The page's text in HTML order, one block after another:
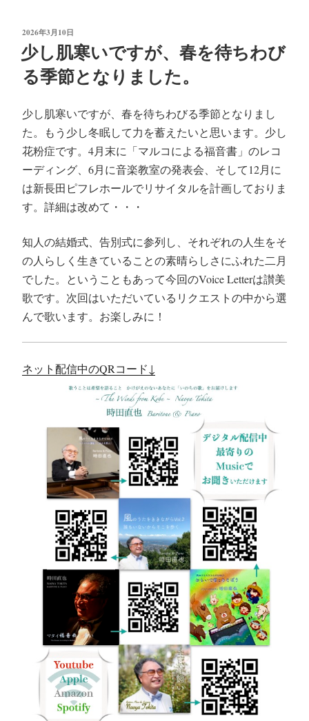
tte
r ok
投
稿
日:
2026年3月10日
少し肌寒いですが、春を待ちわび
る季節となりました。
少し肌寒いですが、春を待ちわびる季節となりまし
た。もう少し冬眠して力を蓄えたいと思います。少し
花粉症です。4月末に「マルコによる福音書」のレコ
ーディング、6月に音楽教室の発表会、そして12月に
は新長田ピフレホールでリサイタルを計画しておりま
す。詳細は改めて・・・
知人の結婚式、告別式に参列し、それぞれの人生をそ
の人らしく生きていることの素晴らしさにふれた二月
でした。ということもあって今回のVoice Letterは讃美
歌です。次回はいただいているリクエストの中から選
んで歌います。お楽しみに！
ネット配信中のQRコード↓